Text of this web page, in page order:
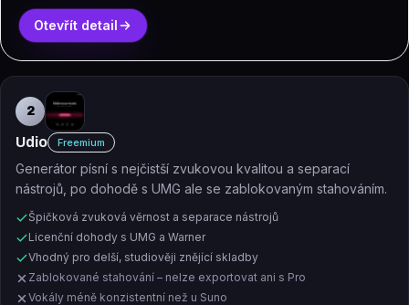
Otevřít detail
2
Udio Freemium
Generátor písní s nejčistší zvukovou kvalitou a separací
nástrojů, po dohodě s UMG ale se zablokovaným stahováním.
Špičková zvuková věrnost a separace nástrojů
Licenční dohody s UMG a Warner
Vhodný pro delší, studiověji znějící skladby
Zablokované stahování – nelze exportovat ani s Pro
Vokály méně konzistentní než u Suno